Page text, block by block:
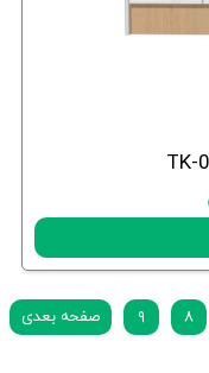
۸ ۹ صفحه بعدی